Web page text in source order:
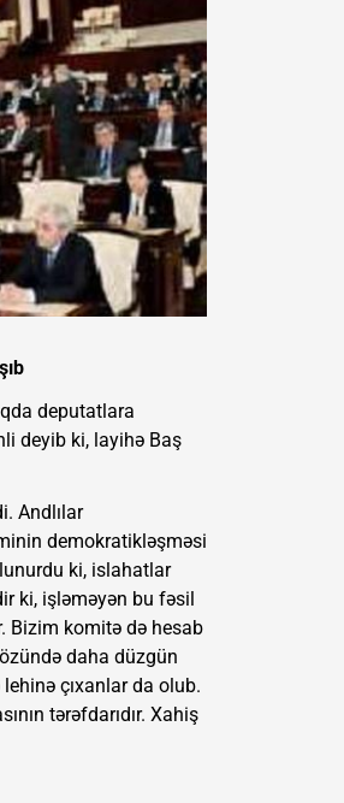
deputatlara
deyib ki, layihə Baş
Andlılar
demokratikləşməsi
ki, islahatlar
ki, işləməyən bu fəsil
Bizim komitə də hesab
daha düzgün
çıxanlar da olub.
tərəfdarıdır. Xahiş